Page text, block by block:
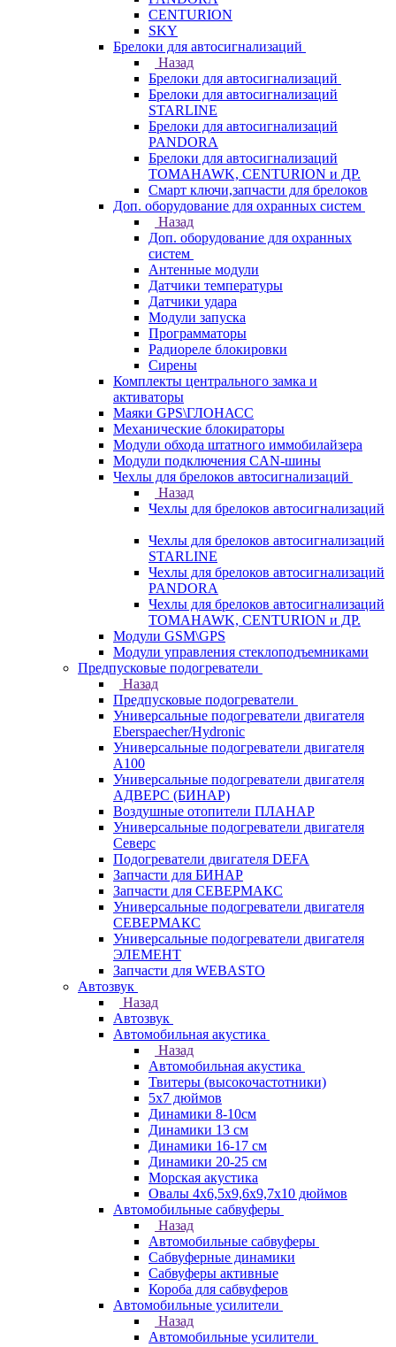
CENTURION
SKY
Брелоки для автосигнализаций
Назад
Брелоки для автосигнализаций
Брелоки для автосигнализаций
STARLINE
Брелоки для автосигнализаций
PANDORA
Брелоки для автосигнализаций
TOMAHAWK, CENTURION и ДР.
Смарт ключи,запчасти для брелоков
Доп. оборудование для охранных систем
Назад
Доп. оборудование для охранных
систем
Антенные модули
Датчики температуры
Датчики удара
Модули запуска
Программаторы
Радиореле блокировки
Сирены
Комплекты центрального замка и
активаторы
Маяки GPS\ГЛОНАСС
Механические блокираторы
Модули обхода штатного иммобилайзера
Модули подключения CAN-шины
Чехлы для брелоков автосигнализаций
Назад
Чехлы для брелоков автосигнализаций
Чехлы для брелоков автосигнализаций
STARLINE
Чехлы для брелоков автосигнализаций
PANDORA
Чехлы для брелоков автосигнализаций
TOMAHAWK, CENTURION и ДР.
Модули GSM\GPS
Модули управления стеклоподъемниками
Предпусковые подогреватели
Назад
Предпусковые подогреватели
Универсальные подогреватели двигателя
Eberspaecher/Hydronic
Универсальные подогреватели двигателя
A100
Универсальные подогреватели двигателя
АДВЕРС (БИНАР)
Воздушные отопители ПЛАНАР
Универсальные подогреватели двигателя
Северс
Подогреватели двигателя DEFA
Запчасти для БИНАР
Запчасти для СЕВЕРМАКС
Универсальные подогреватели двигателя
СЕВЕРМАКС
Универсальные подогреватели двигателя
ЭЛЕМЕНТ
Запчасти для WEBASTO
Автозвук
Назад
Автозвук
Автомобильная акустика
Назад
Автомобильная акустика
Твитеры (высокочастотники)
5x7 дюймов
Динамики 8-10см
Динамики 13 см
Динамики 16-17 см
Динамики 20-25 см
Морская акустика
Овалы 4х6,5х9,6x9,7х10 дюймов
Автомобильные сабвуферы
Назад
Автомобильные сабвуферы
Сабвуферные динамики
Сабвуферы активные
Короба для сабвуферов
Автомобильные усилители
Назад
Автомобильные усилители